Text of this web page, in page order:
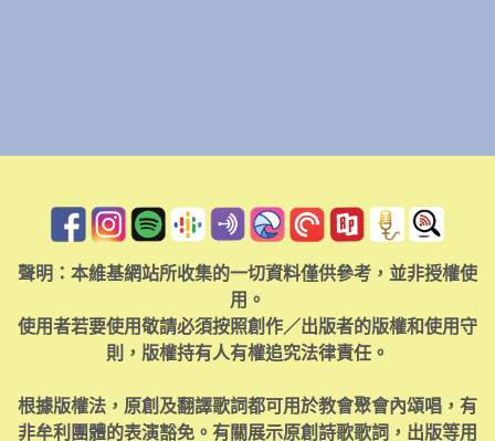
聲明：本維基網站所收集的一切資料僅供參考，並非授權使
用。
使用者若要使用敬請必須按照創作／出版者的版權和使用守
則，版權持有人有權追究法律責任。
根據版權法，原創及翻譯歌詞都可用於教會聚會內頌唱，有
非牟利團體的表演豁免。有關展示原創詩歌歌詞，出版等用